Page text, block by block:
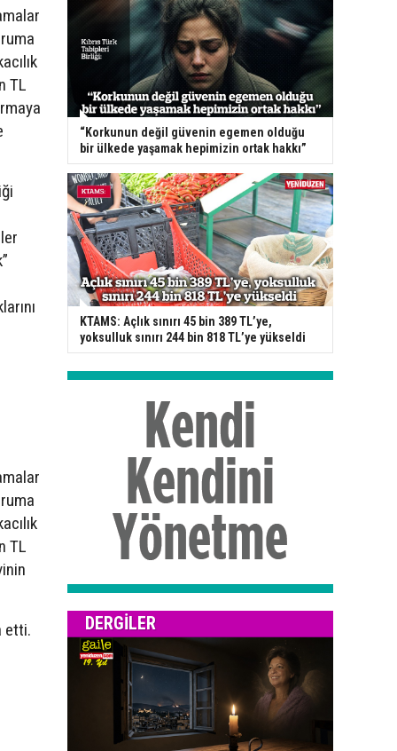
TL
TL
etti.
“Korkunun değil güvenin egemen olduğu
bir ülkede yaşamak hepimizin ortak hakkı”
KTAMS: Açlık sınırı 45 bin 389 TL’ye,
yoksulluk sınırı 244 bin 818 TL’ye yükseldi
DERGILER